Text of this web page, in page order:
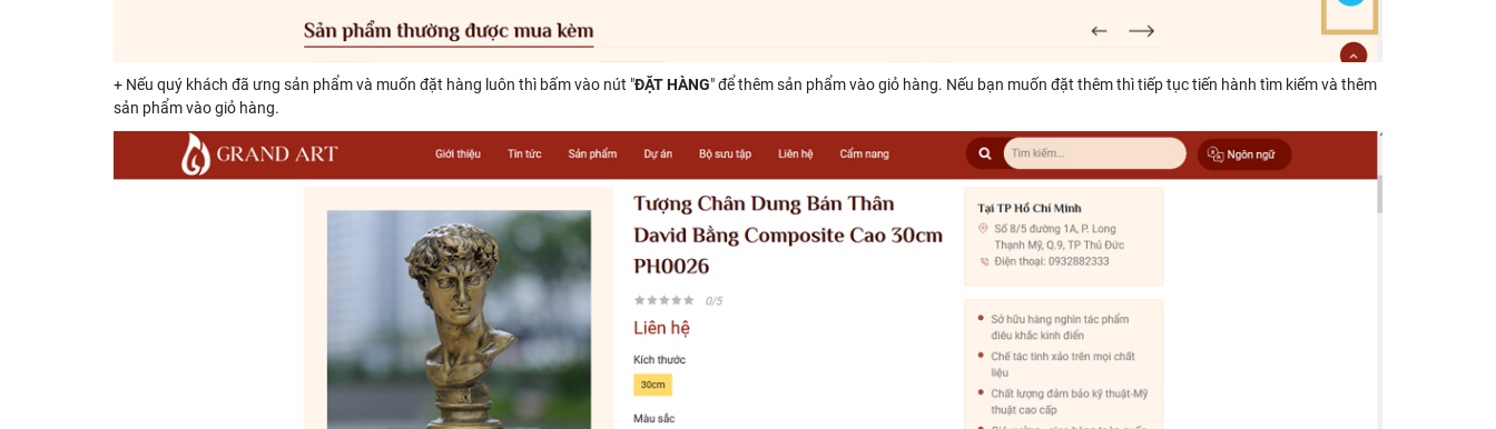
+ Nếu quý khách đã ưng sản phẩm và muốn đặt hàng luôn thì bấm vào nút "ĐẶT HÀNG" để thêm sản phẩm vào giỏ hàng. Nếu bạn muốn đặt thêm thì tiếp tục tiến hành tìm kiếm và thêm
sản phẩm vào giỏ hàng.